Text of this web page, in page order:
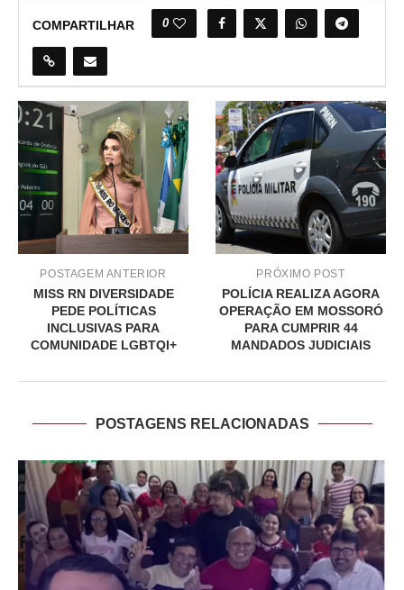
COMPARTILHAR 0
POSTAGEM ANTERIOR
MISS RN DIVERSIDADE
PEDE POLÍTICAS
INCLUSIVAS PARA
COMUNIDADE LGBTQI+
PRÓXIMO POST
POLÍCIA REALIZA AGORA
OPERAÇÃO EM MOSSORÓ
PARA CUMPRIR 44
MANDADOS JUDICIAIS
POSTAGENS RELACIONADAS